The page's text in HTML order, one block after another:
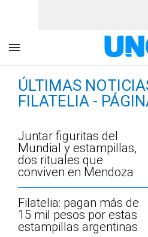
ÚLTIMAS
FILATELIA -
Juntar figuritas del
Mundial y estampillas,
dos rituales que
conviven en Mendoza
Filatelia: pagan más de
15 mil pesos por estas
estampillas argentinas